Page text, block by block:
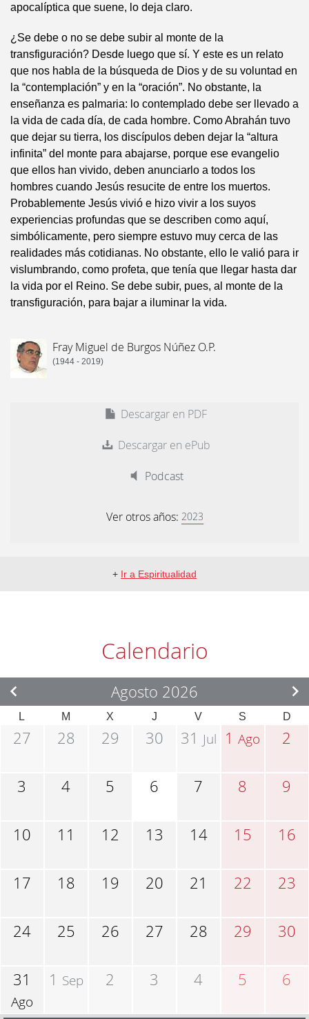
apocalíptica que suene, lo deja claro.
¿Se debe o no se debe subir al monte de la
transfiguración? Desde luego que sí. Y este es un relato
que nos habla de la búsqueda de Dios y de su voluntad en
la “contemplación” y en la “oración”. No obstante, la
enseñanza es palmaria: lo contemplado debe ser llevado a
la vida de cada día, de cada hombre. Como Abrahán tuvo
que dejar su tierra, los discípulos deben dejar la “altura
infinita” del monte para abajarse, porque ese evangelio
que ellos han vivido, deben anunciarlo a todos los
hombres cuando Jesús resucite de entre los muertos.
Probablemente Jesús vivió e hizo vivir a los suyos
experiencias profundas que se describen como aquí,
simbólicamente, pero siempre estuvo muy cerca de las
realidades más cotidianas. No obstante, ello le valió para ir
vislumbrando, como profeta, que tenía que llegar hasta dar
la vida por el Reino. Se debe subir, pues, al monte de la
transfiguración, para bajar a iluminar la vida.
Fray Miguel de Burgos Núñez O.P.
(1944 - 2019)
Descargar en PDF
Descargar en ePub
Podcast
Ver otros años: 2023
+ Ir a Espiritualidad
Calendario
Agosto 2026
L M X J V S D
27 28 29 30 31 Jul 1Ago 2
3 4 5 6 7 8 9
10 11 12 13 14 15 16
17 18 19 20 21 22 23
24 25 26 27 28 29 30
31
Ago
1 Sep 2 3 4 5 6